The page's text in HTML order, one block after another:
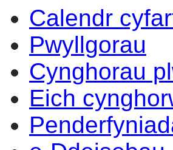
Calendr
Pwyllgorau
Cynghorau
Eich